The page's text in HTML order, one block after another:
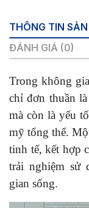
THÔNG TIN
ĐÁNH GIÁ (0)
Trong không
chỉ đơn thuần
mà còn là yếu
mỹ tổng thể.
tinh tế, kết hợp
trải nghiệm sử
gian sống.